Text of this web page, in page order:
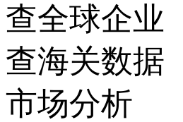
查全球企业
查海关数据
市场分析